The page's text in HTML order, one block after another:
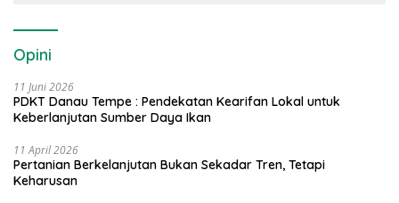
Opini
11 Juni 2026
PDKT Danau Tempe : Pendekatan Kearifan Lokal untuk
Keberlanjutan Sumber Daya Ikan
11 April 2026
Pertanian Berkelanjutan Bukan Sekadar Tren, Tetapi
Keharusan